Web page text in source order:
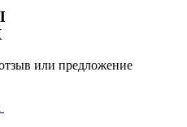
или предложение